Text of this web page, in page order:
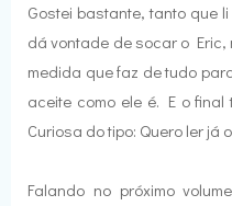
Gostei bastante, tanto que
dá vontade de socar o Eric,
medida que faz de tudo
aceite como ele é. E o
Curiosa do tipo: Quero ler já
Falando no próximo